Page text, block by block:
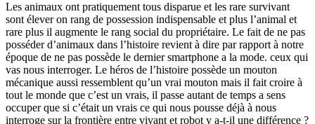
Les animaux ont pratiquement tous disparue et les rare survivant
sont élever on rang de possession indispensable et plus l’animal et
rare plus il augmente le rang social du propriétaire. Le fait de ne pas
posséder d’animaux dans l’histoire revient à dire par rapport à notre
époque de ne pas possède le dernier smartphone a la mode. ceux qui
vas nous interroger. Le héros de l’histoire possède un mouton
mécanique aussi ressemblent qu’un vrai mouton mais il fait croire à
tout le monde que c’est un vrais, il passe autant de temps a sens
occuper que si c’était un vrais ce qui nous pousse déjà à nous
interroge sur la frontière entre vivant et robot y a-t-il une différence ?